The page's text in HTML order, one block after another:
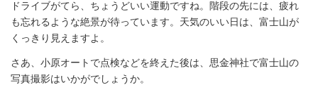
ドライブがてら、ちょうどいい運動ですね。階段の先には、疲れ
も忘れるような絶景が待っています。天気のいい日は、富士山が
くっきり見えますよ。
さあ、小原オートで点検などを終えた後は、思金神社で富士山の
写真撮影はいかがでしょうか。